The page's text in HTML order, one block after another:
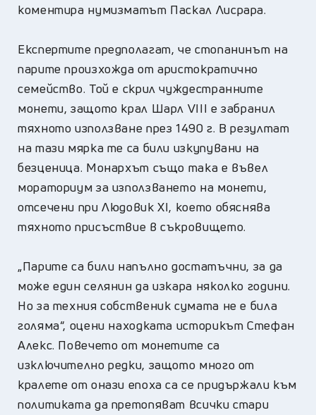
коментира нумизматът Паскал Лисрара.
Експертите предполагат, че стопанинът на
парите произхожда от аристократично
семейство. Той е скрил чуждестранните
монети, защото крал Шарл VIII е забранил
тяхното използване през 1490 г. В резултат
на тази мярка те са били изкупувани на
безценица. Монархът също така е въвел
мораториум за използването на монети,
отсечени при Людовик XI, което обяснява
тяхното присъствие в съкровището.
„Парите са били напълно достатъчни, за да
може един селянин да изкара няколко години.
Но за техния собственик сумата не е била
голяма“, оцени находката историкът Стефан
Алекс. Повечето от монетите са
изключително редки, защото много от
кралете от онази епоха са се придържали към
политиката да претопяват всички стари